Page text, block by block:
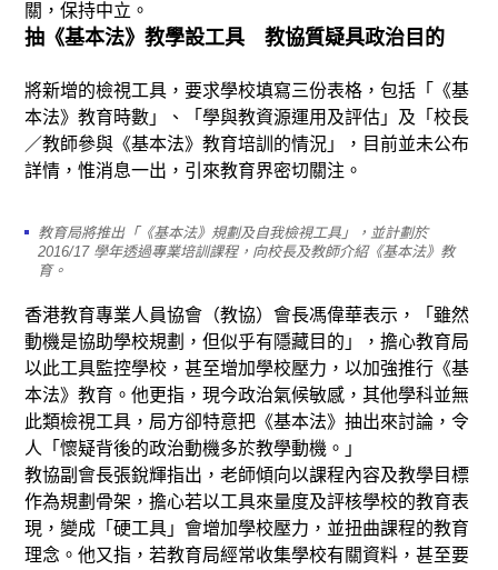
關，保持中立。
抽《基本法》教學設工具 教協質疑具政治目的
將新增的檢視工具，要求學校填寫三份表格，包括「《基
本法》教育時數」、「學與教資源運用及評估」及「校長
／教師參與《基本法》教育培訓的情況」，目前並未公布
詳情，惟消息一出，引來教育界密切關注。
教育局將推出「《基本法》規劃及自我檢視工具」，並計劃於
2016/17 學年透過專業培訓課程，向校長及教師介紹《基本法》教
育。
香港教育專業人員協會（教協）會長馮偉華表示，「雖然
動機是協助學校規劃，但似乎有隱藏目的」，擔心教育局
以此工具監控學校，甚至增加學校壓力，以加強推行《基
本法》教育。他更指，現今政治氣候敏感，其他學科並無
此類檢視工具，局方卻特意把《基本法》抽出來討論，令
人「懷疑背後的政治動機多於教學動機。」
教協副會長張銳輝指出，老師傾向以課程內容及教學目標
作為規劃骨架，擔心若以工具來量度及評核學校的教育表
現，變成「硬工具」會增加學校壓力，並扭曲課程的教育
理念。他又指，若教育局經常收集學校有關資料，甚至要